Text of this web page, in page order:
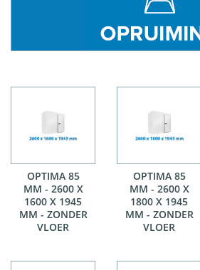
OPTIMA 85
MM - 2600 X
1600 X 1945
MM - ZONDER
VLOER
OPTIMA 85
MM - 2600 X
1800 X 1945
MM - ZONDER
VLOER